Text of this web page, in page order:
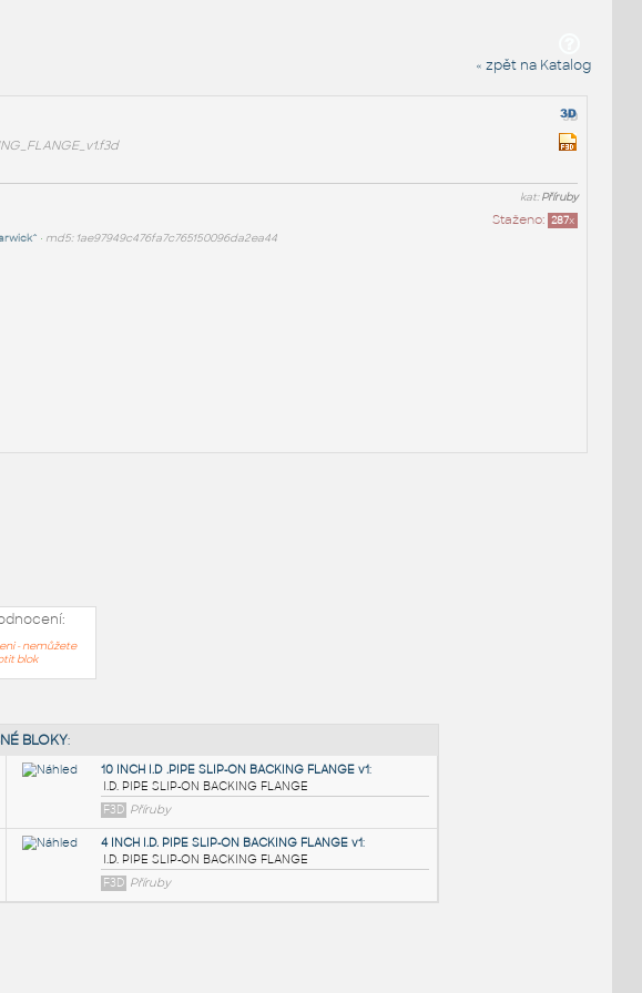
« zpět na Katalog
kat:Příruby
Staženo: 287x
• md5: 1ae97949c476fa7c765150096da2ea44
- nemůžete
blok